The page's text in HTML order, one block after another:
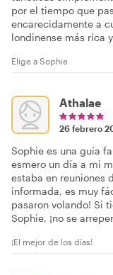
por el tiempo que
encarecidamente a
londinense más rica
Elige a Sophie
Athalae
26 febrero
Sophie es una guía
esmero un día a mi
estaba en reuniones
informada, es muy
pasaron volando! Si
Sophie, ¡no se
¡El mejor de los días!